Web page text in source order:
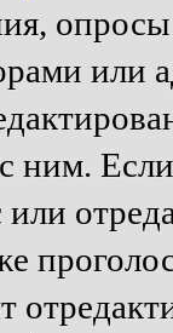
опросы
или
ним.